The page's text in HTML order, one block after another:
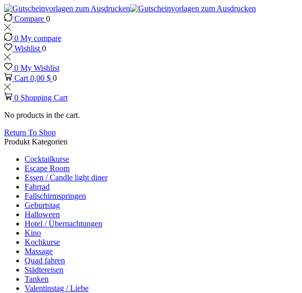
Compare 0
0 My compare
Wishlist 0
0 My Wishlist
Cart 0,00 $ 0
0 Shopping Cart
No products in the cart.
Return To Shop
Produkt Kategorien
Cocktailkurse
Escape Room
Essen / Candle light diner
Fahrrad
Fallschirmspringen
Geburtstag
Halloween
Hotel / Übernachtungen
Kino
Kochkurse
Massage
Quad fahren
Städtereisen
Tanken
Valentinstag / Liebe